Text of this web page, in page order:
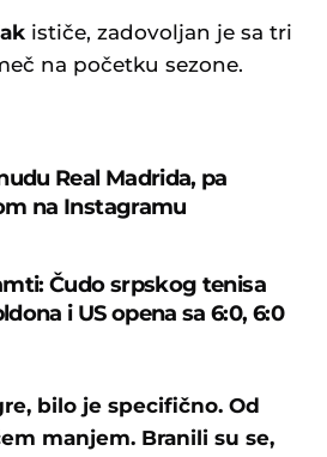
ističe, zadovoljan je sa tri
na početku sezone.
Real Madrida, pa
na Instagramu
Čudo srpskog tenisa
i US opena sa 6:0, 6:0
bilo je specifično. Od
manjem. Branili su se,
25o C
Priština